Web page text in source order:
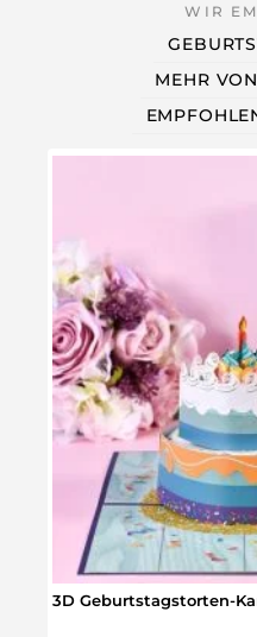
MEHR
3D Geburtstagstorten-